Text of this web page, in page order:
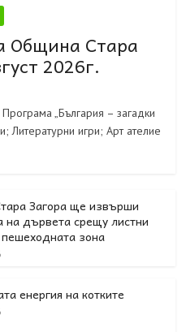
Община Стара
2026г.
„България – загадки
Литературни игри; Арт ателие
Загора ще извърши
на дървета срещу листни
зона
енергия на котките